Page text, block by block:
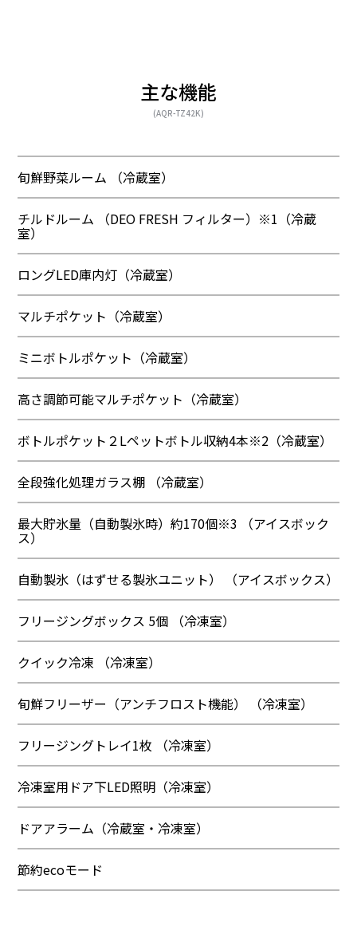
主な機能
(AQR-TZ42K)
旬鮮野菜ルーム （冷蔵室）
チルドルーム （DEO FRESH フィルター）※1（冷蔵
室）
ロングLED庫内灯（冷蔵室）
マルチポケット（冷蔵室）
ミニボトルポケット（冷蔵室）
高さ調節可能マルチポケット（冷蔵室）
ボトルポケット２Lペットボトル収納4本※2（冷蔵室）
全段強化処理ガラス棚 （冷蔵室）
最大貯氷量（自動製氷時）約170個※3 （アイスボック
ス）
自動製氷（はずせる製氷ユニット） （アイスボックス）
フリージングボックス 5個 （冷凍室）
クイック冷凍 （冷凍室）
旬鮮フリーザー（アンチフロスト機能） （冷凍室）
フリージングトレイ1枚 （冷凍室）
冷凍室用ドア下LED照明（冷凍室）
ドアアラーム（冷蔵室・冷凍室）
節約ecoモード